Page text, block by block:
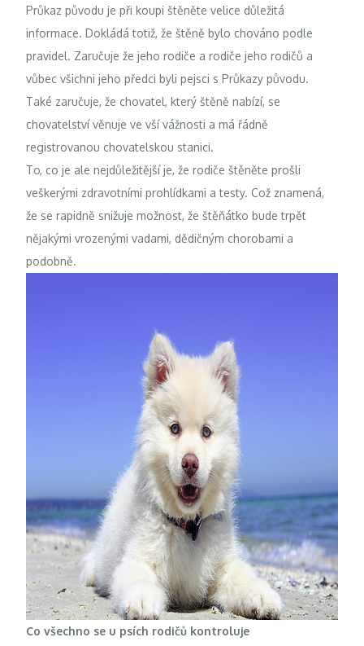
Průkaz původu je při koupi štěněte velice důležitá
informace. Dokládá totiž, že štěně bylo chováno podle
pravidel. Zaručuje že jeho rodiče a rodiče jeho rodičů a
vůbec všichni jeho předci byli pejsci s Průkazy původu.
Také zaručuje, že chovatel, který štěně nabízí, se
chovatelství věnuje ve vší vážnosti a má řádně
registrovanou chovatelskou stanici.
To, co je ale nejdůležitější je, že rodiče štěněte prošli
veškerými zdravotními prohlídkami a testy. Což znamená,
že se rapidně snižuje možnost, že štěňátko bude trpět
nějakými vrozenými vadami, dědičným chorobami a
podobně.
Co všechno se u psích rodičů kontroluje